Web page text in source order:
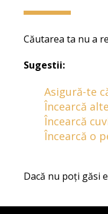
Căutarea ta nu a
Sugestii:
Asigură-te
Încearcă
Încearcă
Încearcă o
Dacă nu poți găsi